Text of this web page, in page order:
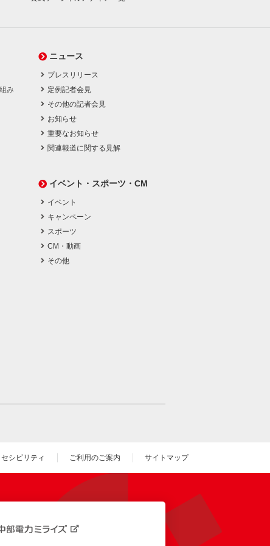
み
ニュース
プレスリリース
定例記者会見
その他の記者会見
お知らせ
重要なお知らせ
関連報道に関する見解
イベント・スポーツ・CM
イベント
キャンペーン
スポーツ
CM・動画
その他
シビリティ ご利用のご案内 サイトマップ